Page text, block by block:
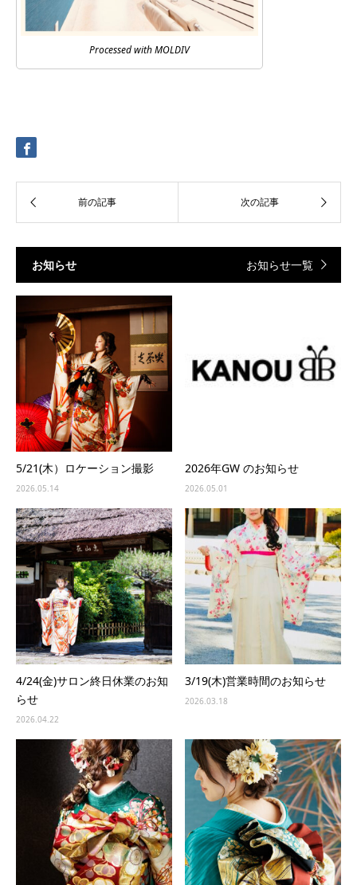
Processed with MOLDIV
お知らせ お知らせ一覧
5/21(木）ロケーション撮影
2026.05.14
2026年GW のお知らせ
2026.05.01
4/24(金)サロン終日休業のお知
らせ
2026.04.22
3/19(木)営業時間のお知らせ
2026.03.18